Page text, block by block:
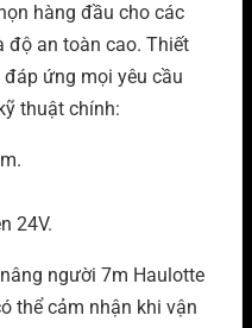
hàng đầu cho các
độ an toàn cao. Thiết
ứng mọi yêu cầu
thuật chính:
24V.
người 7m Haulotte
thể cảm nhận khi vận